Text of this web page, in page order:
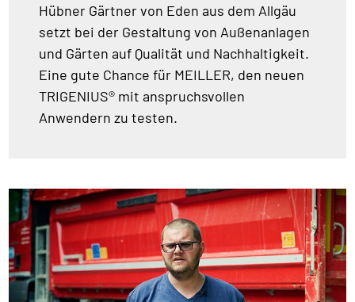
Hübner Gärtner von Eden aus dem Allgäu
setzt bei der Gestaltung von Außenanlagen
und Gärten auf Qualität und Nachhaltigkeit.
Eine gute Chance für MEILLER, den neuen
TRIGENIUS® mit anspruchsvollen
Anwendern zu testen.